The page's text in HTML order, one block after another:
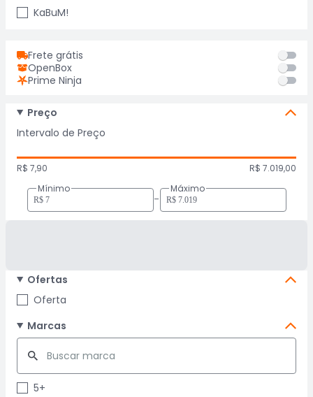
KaBuM!
Frete grátis
OpenBox
Prime Ninja
Preço
Intervalo de Preço
R$ 7,90
R$ 7.019,00
Mínimo
-
Máximo
Ofertas
Oferta
Marcas
5+